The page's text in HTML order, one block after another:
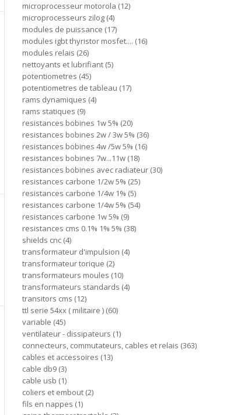
microprocesseur motorola 12
microprocesseurs zilog 4
modules de puissance 17
modules igbt thyristor mosfet.... 16
modules relais 26
nettoyants et lubrifiant 5
potentiometres 45
potentiometres de tableau 17
rams dynamiques 4
rams statiques 9
resistances bobines 1w 5% 20
resistances bobines 2w / 3w 5% 36
resistances bobines 4w /5w 5% 16
resistances bobines 7w...11w 18
resistances bobines avec radiateur 30
resistances carbone 1/2w 5% 25
resistances carbone 1/4w 1% 5
resistances carbone 1/4w 5% 54
resistances carbone 1w 5% 9
resistances cms 0.1% 1% 5% 38
shields cnc 4
transformateur d'impulsion 4
transformateur torique 2
transformateurs moules 10
transformateurs standards 4
transitors cms 12
ttl serie 54xx ( militaire ) 60
variable 45
ventilateur - dissipateurs 1
connecteurs, commutateurs, cables et relais 363
cables et accessoires 13
cable db9 3
cable usb 1
coliers et embout 2
fils en nappes 1